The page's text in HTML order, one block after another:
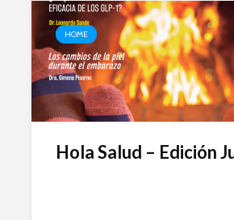
HOME
Hola Salud – Edición